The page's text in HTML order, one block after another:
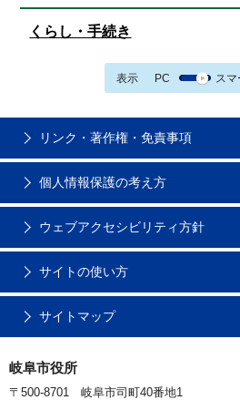
くらし・手続き
表示 PC ス
リンク・著作権・免責事項
個人情報保護の考え方
ウェブアクセシビリティ方針
サイトの使い方
サイトマップ
岐阜市役所
〒500-8701 岐阜市司町40番地1